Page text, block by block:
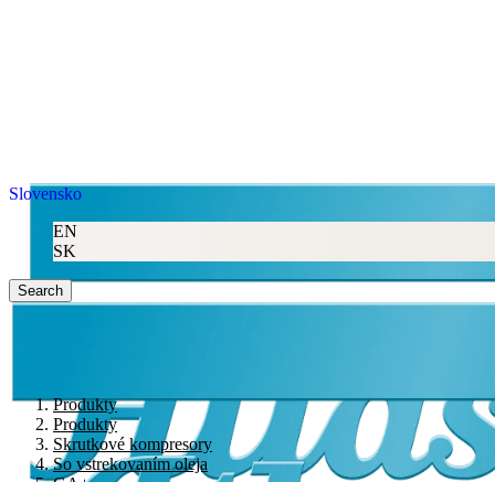
Slovensko
EN
SK
Search
Produkty
Produkty
Skrutkové kompresory
So vstrekovaním oleja